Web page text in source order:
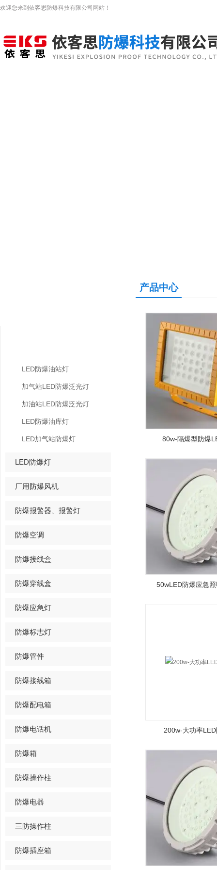
欢迎您来到依客思防爆科技有限公司网站！
LED防爆油站灯
加气站LED防爆泛光灯
加油站LED防爆泛光灯
LED防爆油库灯
LED加气站防爆灯
LED防爆灯
厂用防爆风机
防爆报警器、报警灯
防爆空调
防爆接线盒
防爆穿线盒
防爆应急灯
防爆标志灯
防爆管件
防爆接线箱
防爆配电箱
防爆电话机
防爆箱
防爆操作柱
防爆电器
三防操作柱
防爆插座箱
产品中心
80w-隔爆型防爆
50wLED防爆应急
200w-大功率